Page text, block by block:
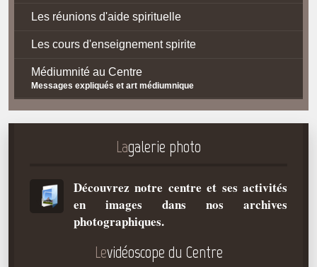
Les réunions d'aide spirituelle
Les cours d'enseignement spirite
Médiumnité au Centre
Messages expliqués et art médiumnique
Contact / Accès
Plan d'accès
La doctrine Spirite
Qu'est-ce que c'est ?
Les bases du spiritisme
Lagalerie photo
Découvrez notre centre et ses activités
en images dans nos archives
photographiques.
Levidéoscope du Centre